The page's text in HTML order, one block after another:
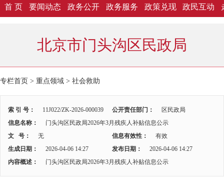
首 页 要闻动态 政务公开 政务服务 政策兑现 政民互动
北京市门头沟区民政局
专栏首页 > 重点领域 > 社会救助
索 引 号： 11J022/ZK-2026-000039 公开责任部门：
区民政局
信息名称：
门头沟区民政局2026年3月残疾人补贴信息公示
文 号：
无 信息有效性：
有效
生成日期：
2026-04-06 14:27 发布日期：
2026-04-06 14:27
内容概述：
门头沟区民政局2026年3月残疾人补贴信息公示